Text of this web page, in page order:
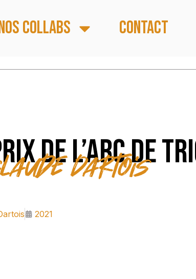
collabs Contact
de l’Arc de
Dartois
2021